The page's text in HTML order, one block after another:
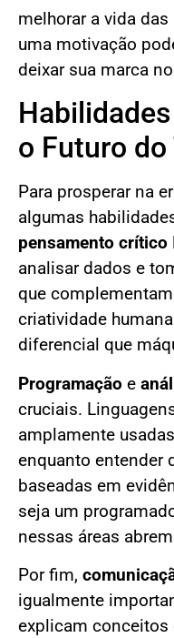
melhorar a vida
uma motivação
deixar sua marca
o Futuro
Para prosperar na
algumas
pensamento crítico
analisar dados e
que
criatividade
diferencial que
Programação e
cruciais.
amplamente
enquanto entender
baseadas em
seja um
nessas áreas
Por fim,
igualmente
explicam conceitos